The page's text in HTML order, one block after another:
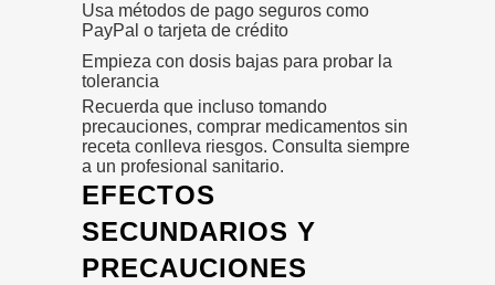
Usa métodos de pago seguros como
PayPal o tarjeta de crédito
Empieza con dosis bajas para probar la
tolerancia
Recuerda que incluso tomando
precauciones, comprar medicamentos sin
receta conlleva riesgos. Consulta siempre
a un profesional sanitario.
EFECTOS
SECUNDARIOS Y
PRECAUCIONES